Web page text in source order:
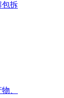
拆
、